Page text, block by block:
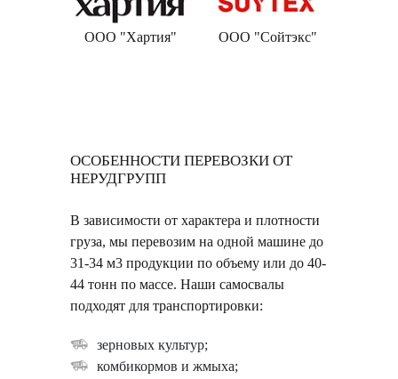
ООО "Хартия" ООО "Сойтэкс"
ОСОБЕННОСТИ ПЕРЕВОЗКИ ОТ
НЕРУДГРУПП
В зависимости от характера и плотности
груза, мы перевозим на одной машине до
31-34 м3 продукции по объему или до 40-
44 тонн по массе. Наши самосвалы
подходят для транспортировки:
зерновых культур;
комбикормов и жмыха;